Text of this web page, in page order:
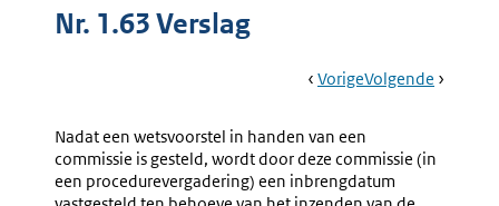
Nr. 1.63 Verslag
Book
Ga
VorigePagina:
Verloop
Van
Het
Ga
Volgende Pagina:
Naar
Nadat een wetsvoorstel in handen van een
commissie is gesteld, wordt door deze commissie (in
een procedurevergadering) een inbrengdatum